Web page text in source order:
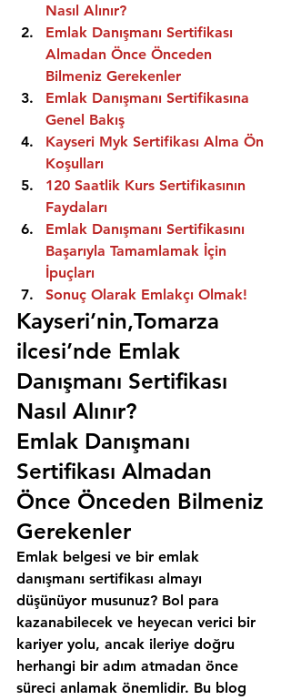
Nasıl Alınır?
Emlak Danışmanı Sertifikası
Almadan Önce Önceden
Bilmeniz Gerekenler
Emlak Danışmanı Sertifikasına
Genel Bakış
Kayseri Myk Sertifikası Alma Ön
Koşulları
120 Saatlik Kurs Sertifikasının
Faydaları
Emlak Danışmanı Sertifikasını
Başarıyla Tamamlamak İçin
İpuçları
Sonuç Olarak Emlakçı Olmak!
Kayseri’nin,Tomarza
ilcesi’nde Emlak
Danışmanı Sertifikası
Nasıl Alınır?
Emlak Danışmanı
Sertifikası Almadan
Önce Önceden Bilmeniz
Gerekenler
Emlak belgesi ve bir emlak
danışmanı sertifikası almayı
düşünüyor musunuz? Bol para
kazanabilecek ve heyecan verici bir
kariyer yolu, ancak ileriye doğru
herhangi bir adım atmadan önce
süreci anlamak önemlidir. Bu blog